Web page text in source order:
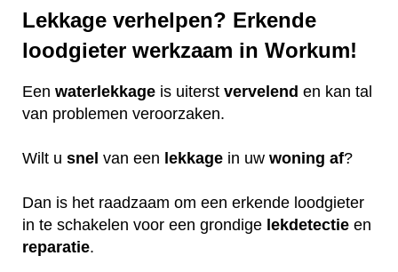
Lekkage verhelpen? Erkende
loodgieter werkzaam in Workum!
Een waterlekkage is uiterst vervelend en kan tal
van problemen veroorzaken.
Wilt u snel van een lekkage in uw woning af?
Dan is het raadzaam om een erkende loodgieter
in te schakelen voor een grondige lekdetectie en
reparatie.